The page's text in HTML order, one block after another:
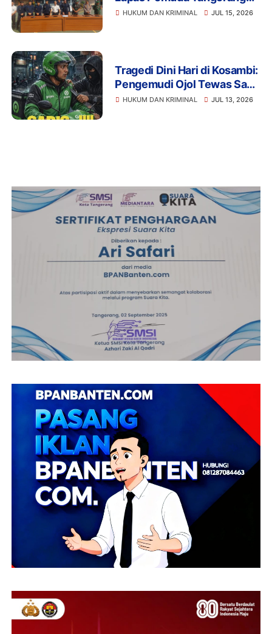
Perketat Pengawasan
HUKUM DAN KRIMINAL JUL 15, 2026
Tragedi Dini Hari di Kosambi:
Pengemudi Ojol Tewas Saat
Istirahat, Motor dan HP Raib
HUKUM DAN KRIMINAL JUL 13, 2026